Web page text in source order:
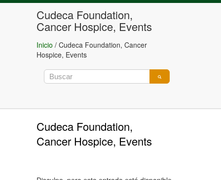
Cudeca Foundation,
Cancer Hospice, Events
Inicio / Cudeca Foundation, Cancer
Hospice, Events
Cudeca Foundation,
Cancer Hospice, Events